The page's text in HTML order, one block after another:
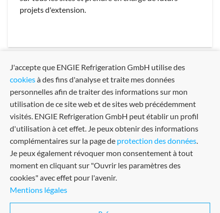
projets d'extension.
arrow_back
Conditions générales de vente
J'accepte que ENGIE Refrigeration GmbH utilise des
cookiesà des fins d'analyse et traite mes données
personnelles afin de traiter des informations sur mon
utilisation de ce site web et de sites web précédemment
visités. ENGIE Refrigeration GmbH peut établir un profil
d'utilisation à cet effet. Je peux obtenir des informations
complémentaires sur la page de protection des données.
Je peux également révoquer mon consentement à tout
moment en cliquant sur "Ouvrir les paramètres des
cookies" avec effet pour l'avenir.
Mentions légales